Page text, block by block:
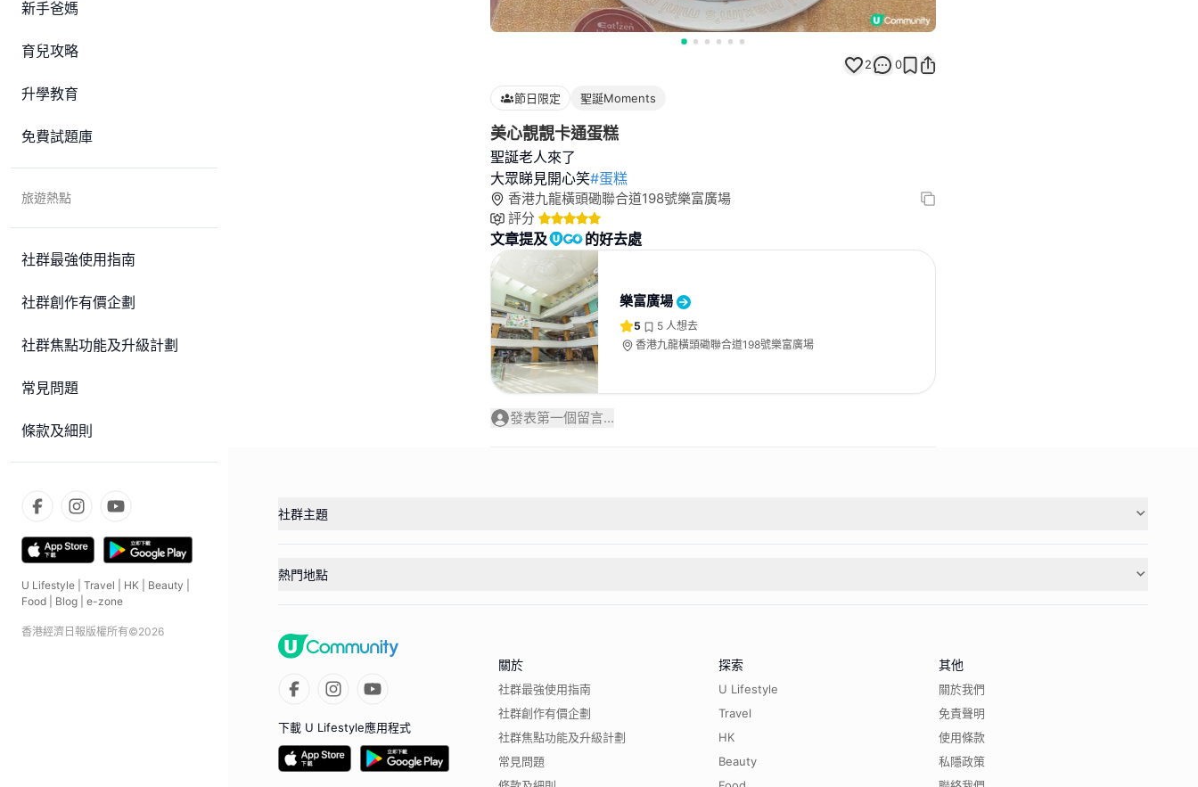
新手爸媽
育兒攻略
升學教育
免費試題庫
旅遊熱點
社群最強使用指南
社群創作有價企劃
社群焦點功能及升級計劃
常見問題
條款及細則
U Lifestyle Travel HK Beauty
Food
Blog e-zone
香港經濟日報版權所有©2026
2 0
節日限定 聖誕Moments
美心靚靚卡通蛋糕
聖誕老人來了
大眾睇見開心笑#蛋糕
香港九龍橫頭磡聯合道198號樂富廣場
評分
文章提及 的好去處
樂富廣場
5 5 人想去
香港九龍橫頭磡聯合道198號樂富廣場
發表第一個留言...
社群主題
熱門地點
下載 U Lifestyle應用程式
關於
社群最強使用指南
社群創作有價企劃
社群焦點功能及升級計劃
常見問題
探索
U Lifestyle
Travel
HK
Beauty
其他
關於我們
免責聲明
使用條款
私隱政策